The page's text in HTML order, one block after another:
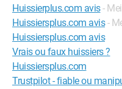
Huissierplus.com avis-
Huissiersplus.com avis -
Huissiersplus.com avis
Vrais ou faux huissiers ?
Huissiersplus.com
Trustpilot - fiable ou